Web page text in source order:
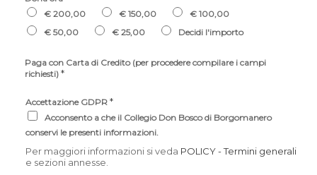
€ 200,00 € 150,00
€ 100,00
€ 50,00
€ 25,00 Decidi l'importo
Paga con Carta di Credito (per procedere compilare i campi
richiesti) *
Accettazione GDPR *
Acconsento a che il Collegio Don Bosco di Borgomanero
conservi le presenti informazioni.
Per maggiori informazioni si veda POLICY - Termini generali
e sezioni annesse.